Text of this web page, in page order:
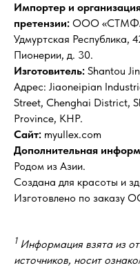
Импортер и
претензии: ООО
Удмуртская Республика,
Пионерии, д. 30.
Изготовитель: Shantou
Адрес: Jiaoneipian
Street, Chenghai District,
Province, KHP.
Сайт: myullex.com
Дополнительная
Родом из Азии.
Создана для красоты и
Изготовлено по
1Информация взята из
источников, носит